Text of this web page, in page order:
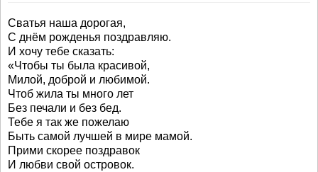
Сватья наша дорогая,
С днём рожденья поздравляю.
И хочу тебе сказать:
«Чтобы ты была красивой,
Милой, доброй и любимой.
Чтоб жила ты много лет
Без печали и без бед.
Тебе я так же пожелаю
Быть самой лучшей в мире мамой.
Прими скорее поздравок
И любви свой островок.